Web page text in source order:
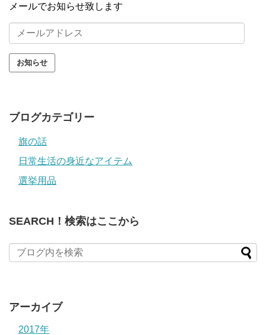
メールでお知らせ致します
ー
ル
ア
ブログカテゴリー
旗の話
日常生活の身近なアイテム
選挙用品
SEARCH！検索はここから
アーカイブ
2017年